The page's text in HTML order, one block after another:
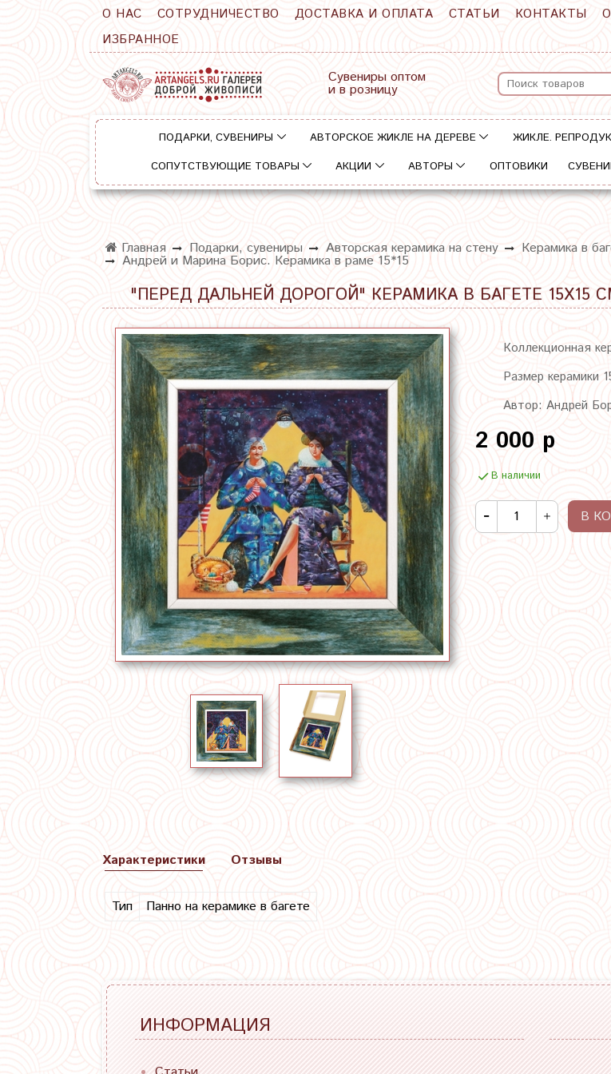
О НАС СОТРУДНИЧЕСТВО ДОСТАВКА И ОПЛАТА СТАТЬИ КОНТАКТЫ
ИЗБРАННОЕ
Сувениры оптом
и в розницу
ПОДАРКИ, СУВЕНИРЫ АВТОРСКОЕ ЖИКЛЕ НА ДЕРЕВЕ ЖИКЛЕ.
СОПУТСТВУЮЩИЕ ТОВАРЫ
АКЦИИ АВТОРЫ ОПТОВИКИ
Главная Подарки, сувениры Авторская керамика на стену Керамика в
Андрей и Марина Борис. Керамика в раме 15*15
"ПЕРЕД ДАЛЬНЕЙ ДОРОГОЙ" КЕРАМИКА В БАГЕТЕ 15Х15
Коллекционная
Размер керамики
Автор: Андрей
2 000 р
В наличии
В
Характеристики
Тип Панно на керамике в багете
Отзывы
ИНФОРМАЦИЯ